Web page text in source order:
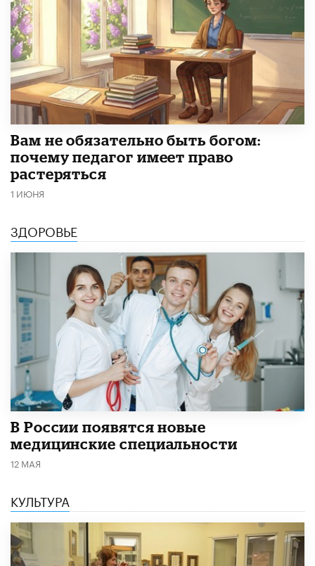
​Вам не обязательно быть богом:
почему педагог имеет право
растеряться
1 ИЮНЯ
ЗДОРОВЬЕ
В России появятся новые
медицинские специальности
12 МАЯ
КУЛЬТУРА